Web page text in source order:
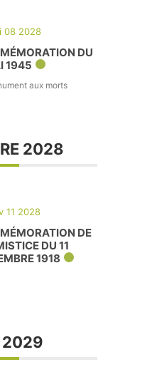
08 2028
DU
1945
aux morts
2028
11 2028
DE
DU 11
1918
2029